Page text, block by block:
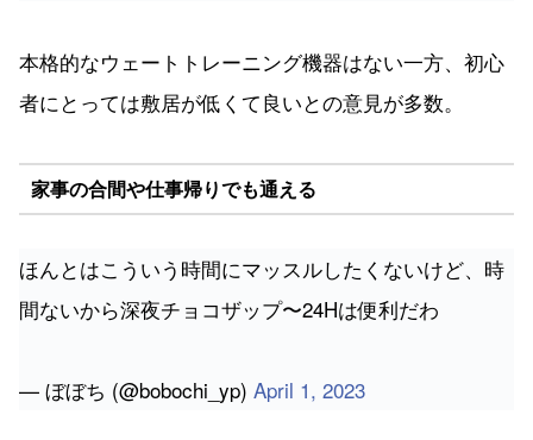
本格的なウェートトレーニング機器はない一方、初心
者にとっては敷居が低くて良いとの意見が多数。
家事の合間や仕事帰りでも通える
ほんとはこういう時間にマッスルしたくないけど、時
間ないから深夜チョコザップ〜24Hは便利だわ
— ぼぼち (@bobochi_yp) April 1, 2023